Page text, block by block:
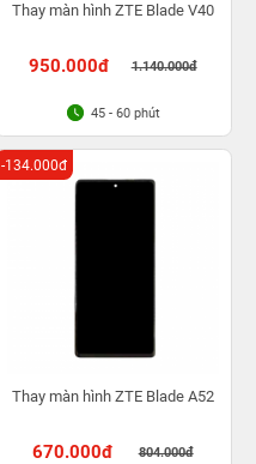
Thay màn hình ZTE Blade V40
950.000đ 1.140.000đ
45 - 60 phút
Thay màn hình ZTE Blade A52
670.000đ 804.000đ
-134.000đ